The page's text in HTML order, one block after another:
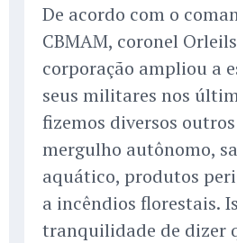
De acordo com o
CBMAM, coronel
corporação ampliou a
seus militares nos
fizemos diversos
mergulho autônomo,
aquático, produtos
a incêndios florestais.
tranquilidade de dizer